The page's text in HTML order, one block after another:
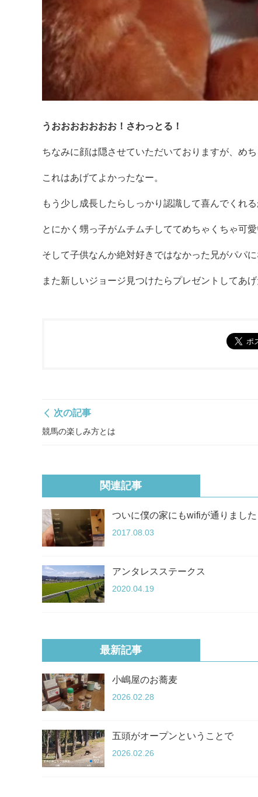
うおおおおおおお！さわっとる！
ちなみに顔は隠させていただいておりますが、めち
これはあげてよかったなー。
もう少し成長したらしっかり認識して喜んでくれる
とにかく甥っ子がムチムチしててめちゃくちゃ可愛
そして子供なんか絶対好きではなかった兄がパパ
また新しいジョージ見つけたらプレゼントしてあげ
次の記事
競馬の楽しみ方とは
関連記事
ついに僕の家にもwifiが通りました
2017.08.03
アンタレスステークス
2020.04.19
最新記事
小嶋屋のお蕎麦
2026.02.28
五頭がオープンということで
2026.02.26